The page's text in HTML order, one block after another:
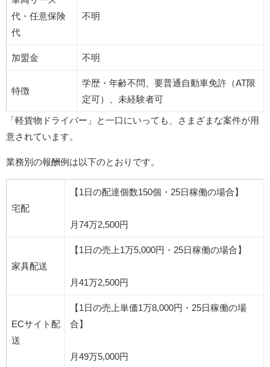
代・任意保険
代
不明
加盟金 不明
特徴
学歴・年齢不問、要普通自動車免許（AT限
定可）、未経験者可
「軽貨物ドライバー」と一口にいっても、さまざまな案件が用
意されています。
業務別の報酬例は以下のとおりです。
宅配
【1日の配達個数150個・25日稼働の場合】
月74万2,500円
家具配送
【1日の売上1万5,000円・25日稼働の場合】
月41万2,500円
ECサイト配
送
【1日の売上単価1万8,000円・25日稼働の場
合】
月49万5,000円